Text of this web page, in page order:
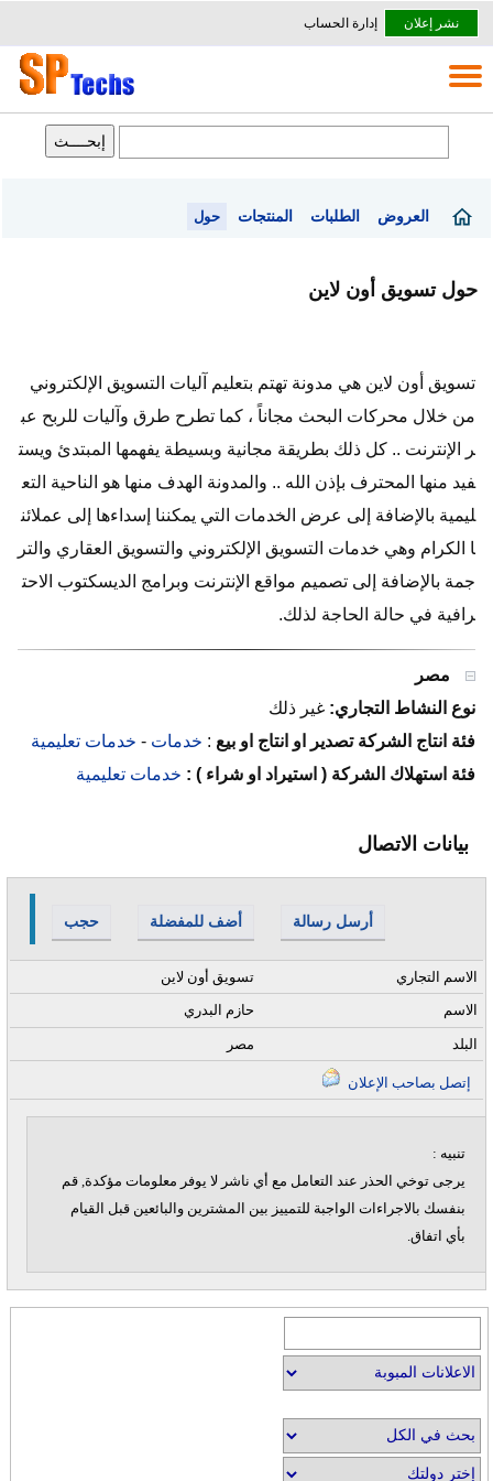
نشر إعلان إدارة الحساب
العروض الطلبات المنتجات حول
حول تسويق أون لاين
تسويق أون لاين هي مدونة تهتم بتعليم آليات التسويق الإلكتروني
من خلال محركات البحث مجاناً ، كما تطرح طرق وآليات للربح عب
ر الإنترنت .. كل ذلك بطريقة مجانية وبسيطة يفهمها المبتدئ ويست
فيد منها المحترف بإذن الله .. والمدونة الهدف منها هو الناحية التع
ليمية بالإضافة إلى عرض الخدمات التي يمكننا إسداءها إلى عملائن
ا الكرام وهي خدمات التسويق الإلكتروني والتسويق العقاري والتر
جمة بالإضافة إلى تصميم مواقع الإنترنت وبرامج الديسكتوب الاحت
رافية في حالة الحاجة لذلك.
مصر
نوع النشاط التجاري: غير ذلك
فئة انتاج الشركة تصدير او انتاج او بيع : خدمات - خدمات تعليمية
فئة استهلاك الشركة ( استيراد او شراء ) : خدمات تعليمية
بيانات الاتصال
حجب أضف للمفضلة أرسل رسالة
تسويق أون لاين
الاسم التجاري
حازم البدري
الاسم
مصر البلد
تنبيه :
يرجى توخي الحذر عند التعامل مع أي ناشر لا يوفر معلومات مؤكدة, قم
بنفسك بالاجراءات الواجبة للتمييز بين المشترين والبائعين قبل القيام
بأي اتفاق.